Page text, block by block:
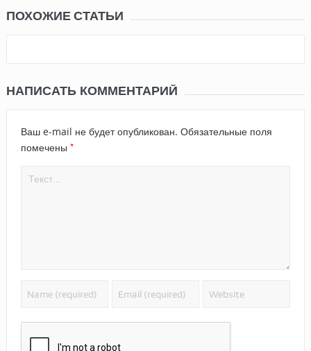
ПОХОЖИЕ СТАТЬИ
НАПИСАТЬ КОММЕНТАРИЙ
Ваш e-mail не будет опубликован. Обязательные поля
помечены *